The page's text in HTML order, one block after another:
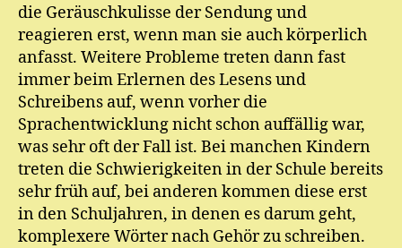
die Geräuschkulisse der Sendung und
reagieren erst, wenn man sie auch körperlich
anfasst. Weitere Probleme treten dann fast
immer beim Erlernen des Lesens und
Schreibens auf, wenn vorher die
Sprachentwicklung nicht schon auffällig war,
was sehr oft der Fall ist. Bei manchen Kindern
treten die Schwierigkeiten in der Schule bereits
sehr früh auf, bei anderen kommen diese erst
in den Schuljahren, in denen es darum geht,
komplexere Wörter nach Gehör zu schreiben.